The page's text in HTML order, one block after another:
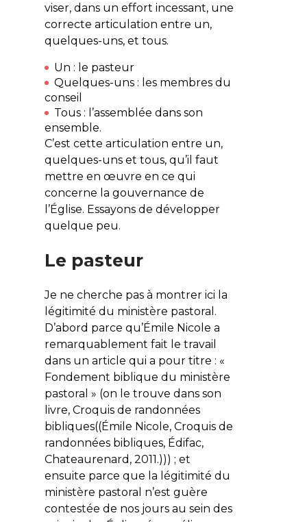
viser, dans un effort incessant, une
correcte articulation entre un,
quelques-uns, et tous.
Un : le pasteur
Quelques-uns : les membres du
conseil
Tous : l’assemblée dans son
ensemble.
C’est cette articulation entre un,
quelques-uns et tous, qu’il faut
mettre en œuvre en ce qui
concerne la gouvernance de
l’Église. Essayons de développer
quelque peu.
Le pasteur
Je ne cherche pas à montrer ici la
légitimité du ministère pastoral.
D’abord parce qu’Émile Nicole a
remarquablement fait le travail
dans un article qui a pour titre : «
Fondement biblique du ministère
pastoral » (on le trouve dans son
livre, Croquis de randonnées
bibliques((Émile Nicole, Croquis de
randonnées bibliques, Édifac,
Chateaurenard, 2011.))) ; et
ensuite parce que la légitimité du
ministère pastoral n’est guère
contestée de nos jours au sein des